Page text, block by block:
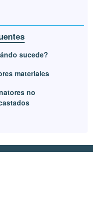
sucede?
materiales
no